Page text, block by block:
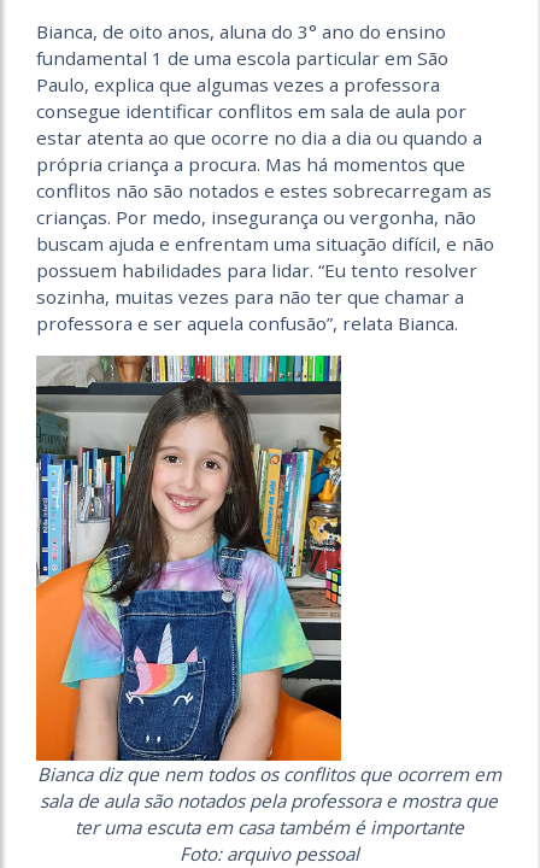
Bianca, de oito anos, aluna do 3° ano do ensino
fundamental 1 de uma escola particular em São
Paulo, explica que algumas vezes a professora
consegue identificar conflitos em sala de aula por
estar atenta ao que ocorre no dia a dia ou quando a
própria criança a procura. Mas há momentos que
conflitos não são notados e estes sobrecarregam as
crianças. Por medo, insegurança ou vergonha, não
buscam ajuda e enfrentam uma situação difícil, e não
possuem habilidades para lidar. “Eu tento resolver
sozinha, muitas vezes para não ter que chamar a
professora e ser aquela confusão”, relata Bianca.
Bianca diz que nem todos os conflitos que ocorrem em
sala de aula são notados pela professora e mostra que
ter uma escuta em casa também é importante
Foto: arquivo pessoal